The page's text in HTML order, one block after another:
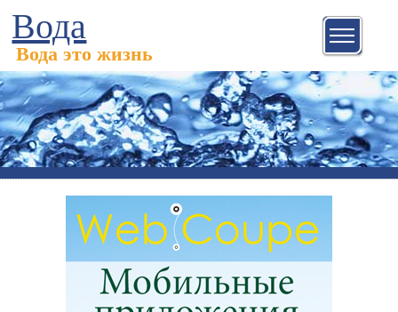
Вода
Вода это жизнь